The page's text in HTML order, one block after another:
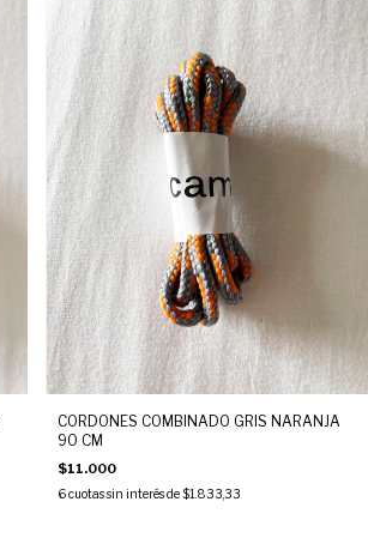
CORDONES COMBINADO GRIS NARANJA
90 CM
$11.000
6cuotas sin interés de$1.833,33